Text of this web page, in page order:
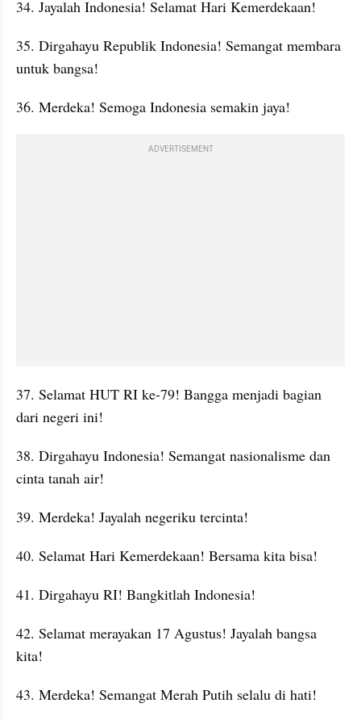
34. Jayalah Indonesia! Selamat Hari Kemerdekaan!
35. Dirgahayu Republik Indonesia! Semangat membara
untuk bangsa!
36. Merdeka! Semoga Indonesia semakin jaya!
ADVERTISEMENT
37. Selamat HUT RI ke-79! Bangga menjadi bagian
dari negeri ini!
38. Dirgahayu Indonesia! Semangat nasionalisme dan
cinta tanah air!
39. Merdeka! Jayalah negeriku tercinta!
40. Selamat Hari Kemerdekaan! Bersama kita bisa!
41. Dirgahayu RI! Bangkitlah Indonesia!
42. Selamat merayakan 17 Agustus! Jayalah bangsa
kita!
43. Merdeka! Semangat Merah Putih selalu di hati!